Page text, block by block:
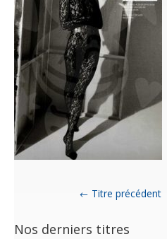
Titre précédent
Nos derniers titres